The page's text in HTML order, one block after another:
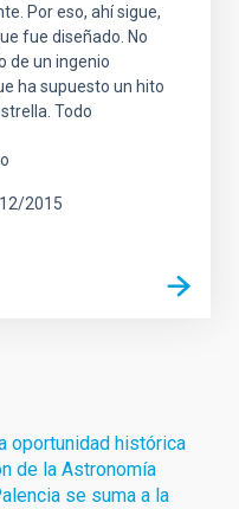
Por eso, ahí sigue,
fue diseñado. No
de un ingenio
ha supuesto un hito
Todo
2015
oportunidad histórica
de la Astronomía
se suma a la